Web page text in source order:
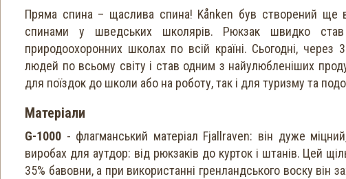
Пряма спина – щаслива спина! Kånken був створений ще
спинами у шведських школярів. Рюкзак швидко
природоохоронних школах по всій країні. Сьогодні, через
людей по всьому світу і став одним з найулюбленіших
для поїздок до школи або на роботу, так і для туризму та
Матеріали
G-1000 - флагманський матеріал Fjallraven: він дуже
виробах для аутдор: від рюкзаків до курток і штанів. Цей
35% бавовни, а при використанні гренландського воску він